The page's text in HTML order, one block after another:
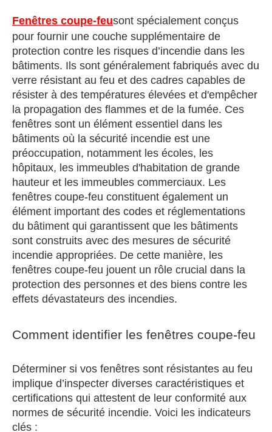
Fenêtres coupe-feusont spécialement conçus
pour fournir une couche supplémentaire de
protection contre les risques d’incendie dans les
bâtiments. Ils sont généralement fabriqués avec du
verre résistant au feu et des cadres capables de
résister à des températures élevées et d'empêcher
la propagation des flammes et de la fumée. Ces
fenêtres sont un élément essentiel dans les
bâtiments où la sécurité incendie est une
préoccupation, notamment les écoles, les
hôpitaux, les immeubles d'habitation de grande
hauteur et les immeubles commerciaux. Les
fenêtres coupe-feu constituent également un
élément important des codes et réglementations
du bâtiment qui garantissent que les bâtiments
sont construits avec des mesures de sécurité
incendie appropriées. De cette manière, les
fenêtres coupe-feu jouent un rôle crucial dans la
protection des personnes et des biens contre les
effets dévastateurs des incendies.
Comment identifier les fenêtres coupe-feu
Déterminer si vos fenêtres sont résistantes au feu
implique d’inspecter diverses caractéristiques et
certifications qui attestent de leur conformité aux
normes de sécurité incendie. Voici les indicateurs
clés :